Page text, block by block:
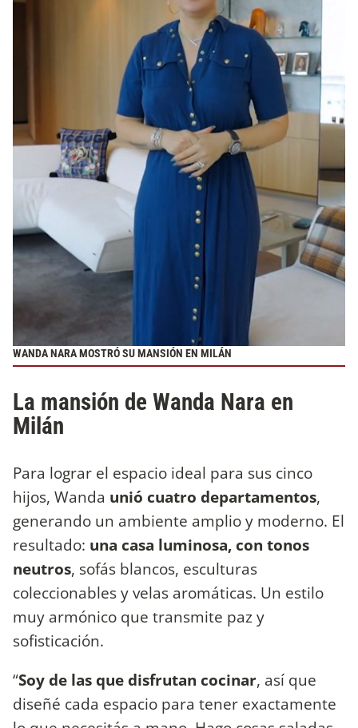
WANDA NARA MOSTRÓ SU MANSIÓN EN MILÁN
La mansión de Wanda Nara en
Milán
Para lograr el espacio ideal para sus cinco
hijos, Wanda unió cuatro departamentos,
generando un ambiente amplio y moderno. El
resultado: una casa luminosa, con tonos
neutros, sofás blancos, esculturas
coleccionables y velas aromáticas. Un estilo
muy armónico que transmite paz y
sofisticación.
“Soy de las que disfrutan cocinar, así que
diseñé cada espacio para tener exactamente